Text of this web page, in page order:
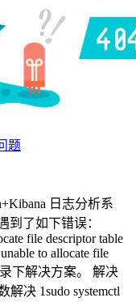
题
日志分析系
到了如下错误：
file descriptor table
to allocate file
录下解决方案。 解决
解决 1sudo systemctl